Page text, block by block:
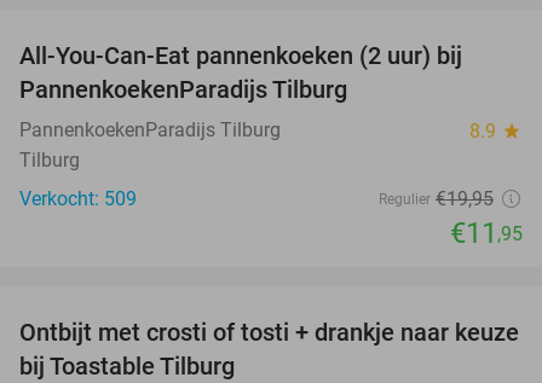
All-You-Can-Eat pannenkoeken (2 uur) bij
PannenkoekenParadijs Tilburg
PannenkoekenParadijs Tilburg 8.9 star
Tilburg
Verkocht: 509
Regulier €19,95
€11 ,95
38%
Ontbijt met crosti of tosti + drankje naar keuze
bij Toastable Tilburg